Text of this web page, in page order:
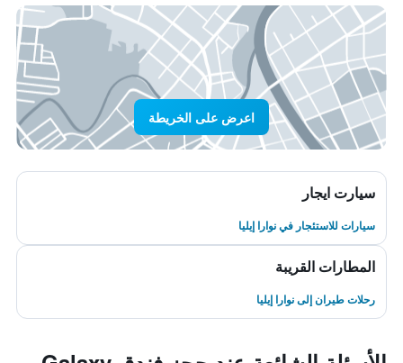
اعرض على الخريطة
سيارت ايجار
سيارات للاستئجار في نوارا إيليا
المطارات القريبة
رحلات طيران إلى نوارا إيليا